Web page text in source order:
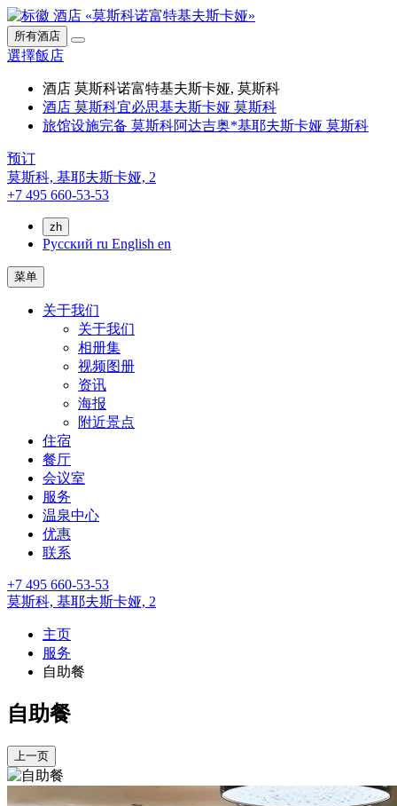
所有酒店
選擇飯店
酒店 莫斯科诺富特基夫斯卡娅, 莫斯科
酒店 莫斯科宜必思基夫斯卡娅 莫斯科
旅馆设施完备 莫斯科阿达吉奥*基耶夫斯卡娅 莫斯科
预订
莫斯科, 基耶夫斯卡娅, 2
+7 495 660-53-53
zh
Русский ru English en
菜单
关于我们
关于我们
相册集
视频图册
资讯
海报
附近景点
住宿
餐厅
会议室
服务
温泉中心
优惠
联系
+7 495 660-53-53
莫斯科, 基耶夫斯卡娅, 2
主页
服务
自助餐
自助餐
上一页